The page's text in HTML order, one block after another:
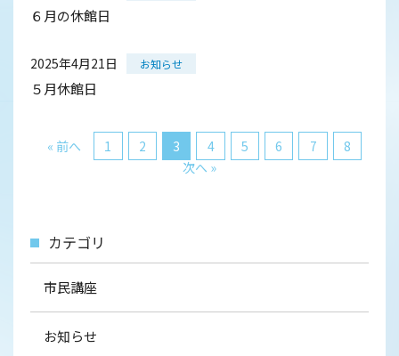
６月の休館日
2025年4月21日 お知らせ
５月休館日
« 前へ 1 2 3 4 5 6 7
8
次へ »
カテゴリ
市民講座
お知らせ